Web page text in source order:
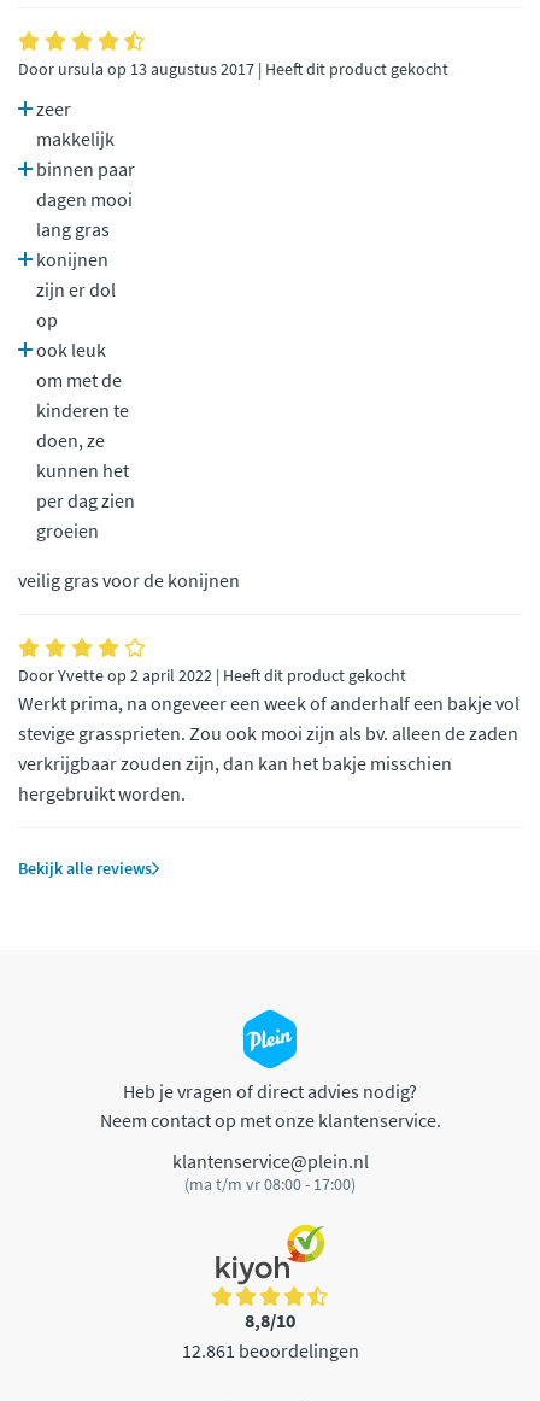
Door ursula op 13 augustus 2017 | Heeft dit product gekocht
zeer
makkelijk
binnen paar
dagen mooi
lang gras
konijnen
zijn er dol
op
ook leuk
om met de
kinderen te
doen, ze
kunnen het
per dag zien
groeien
veilig gras voor de konijnen
Door Yvette op 2 april 2022 | Heeft dit product gekocht
Werkt prima, na ongeveer een week of anderhalf een bakje vol
stevige grassprieten. Zou ook mooi zijn als bv. alleen de zaden
verkrijgbaar zouden zijn, dan kan het bakje misschien
hergebruikt worden.
Bekijk alle reviews
Heb je vragen of direct advies nodig?
Neem contact op met onze klantenservice.
klantenservice@plein.nl
(ma t/m vr 08:00 - 17:00)
8,8/10
12.861 beoordelingen